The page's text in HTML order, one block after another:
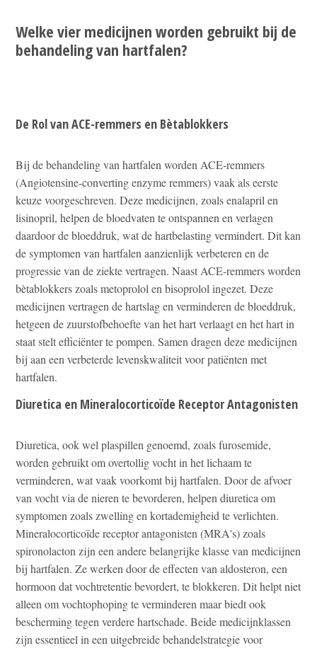
Welke vier medicijnen worden gebruikt bij de
behandeling van hartfalen?
De Rol van ACE-remmers en Bètablokkers
Bij de behandeling van hartfalen worden ACE-remmers
(Angiotensine-converting enzyme remmers) vaak als eerste
keuze voorgeschreven. Deze medicijnen, zoals enalapril en
lisinopril, helpen de bloedvaten te ontspannen en verlagen
daardoor de bloeddruk, wat de hartbelasting vermindert. Dit kan
de symptomen van hartfalen aanzienlijk verbeteren en de
progressie van de ziekte vertragen. Naast ACE-remmers worden
bètablokkers zoals metoprolol en bisoprolol ingezet. Deze
medicijnen vertragen de hartslag en verminderen de bloeddruk,
hetgeen de zuurstofbehoefte van het hart verlaagt en het hart in
staat stelt efficiënter te pompen. Samen dragen deze medicijnen
bij aan een verbeterde levenskwaliteit voor patiënten met
hartfalen.
Diuretica en Mineralocorticoïde Receptor Antagonisten
Diuretica, ook wel plaspillen genoemd, zoals furosemide,
worden gebruikt om overtollig vocht in het lichaam te
verminderen, wat vaak voorkomt bij hartfalen. Door de afvoer
van vocht via de nieren te bevorderen, helpen diuretica om
symptomen zoals zwelling en kortademigheid te verlichten.
Mineralocorticoïde receptor antagonisten (MRA's) zoals
spironolacton zijn een andere belangrijke klasse van medicijnen
bij hartfalen. Ze werken door de effecten van aldosteron, een
hormoon dat vochtretentie bevordert, te blokkeren. Dit helpt niet
alleen om vochtophoping te verminderen maar biedt ook
bescherming tegen verdere hartschade. Beide medicijnklassen
zijn essentieel in een uitgebreide behandelstrategie voor